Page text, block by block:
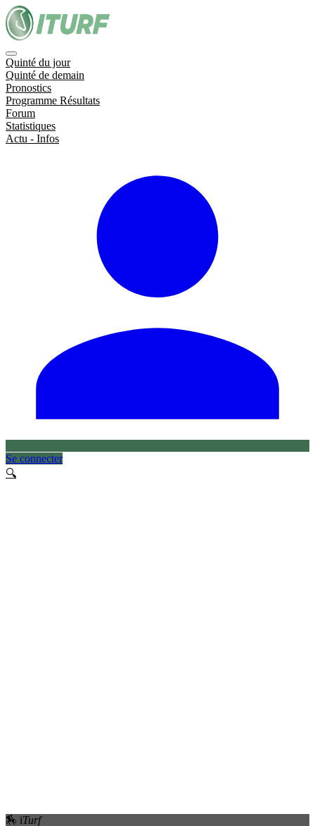
Quinté du jour
Quinté de demain
Pronostics
Programme Résultats
Forum
Statistiques
Actu - Infos
Se connecter
🔍
🏇 iTurf